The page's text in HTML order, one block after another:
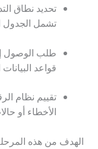
تحديد نطاق
تشمل الجدول
طلب الوصول
قواعد
تقييم نظام
الأخطاء أو
الهدف من هذه